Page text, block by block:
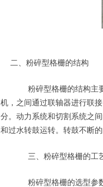
二、粉碎型格栅的结构
粉碎型格栅的结构主
机，之间通过联轴器进行联
分。动力系统和切割系统之
和过水转鼓运转。转鼓不断
三、粉碎型格栅的工
粉碎型格栅的选型参